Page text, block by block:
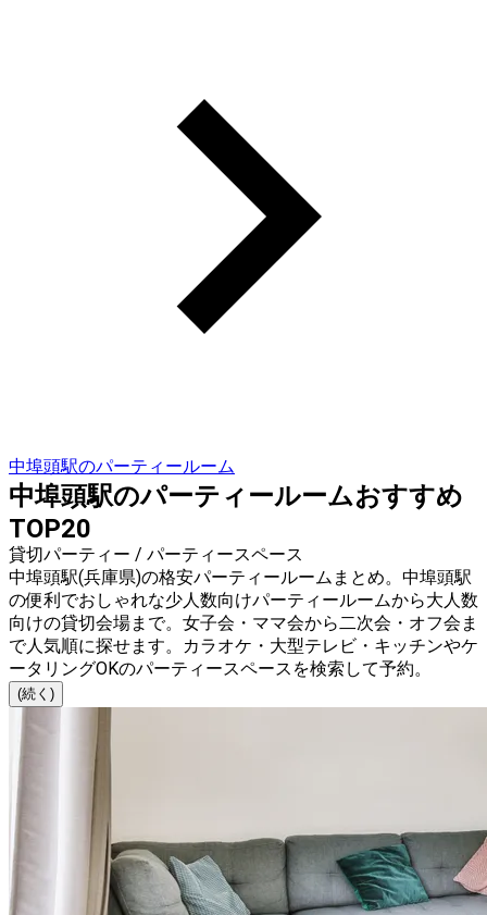
中埠頭駅のパーティールーム
中埠頭駅のパーティールームおすすめ
TOP20
貸切パーティー / パーティースペース
中埠頭駅(兵庫県)の格安パーティールームまとめ。中埠頭駅
の便利でおしゃれな少人数向けパーティールームから大人数
向けの貸切会場まで。女子会・ママ会から二次会・オフ会ま
で人気順に探せます。カラオケ・大型テレビ・キッチンやケ
ータリングOKのパーティースペースを検索して予約。
(続く)